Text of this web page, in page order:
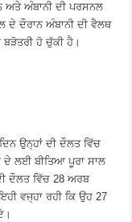
ਅਤੇ ਅੰਬਾਨੀ ਦੀ ਪਰਸਨਲ
ਦੇ ਦੌਰਾਨ ਅੰਬਾਨੀ ਦੀ ਵੈਲਥ
ਹੋ ਚੁੱਕੀ ਹੈ।
ਉਨ੍ਹਾਂ ਦੀ ਦੌਲਤ ਵਿੱਚ
ਦੇ ਲਈ ਬੀਤਿਆ ਪੂਰਾ ਸਾਲ
ਦੌਲਤ ਵਿੱਚ 28 ਅਰਬ
ਵਜ੍ਹਾ ਰਹੀ ਕਿ ਉਹ 27